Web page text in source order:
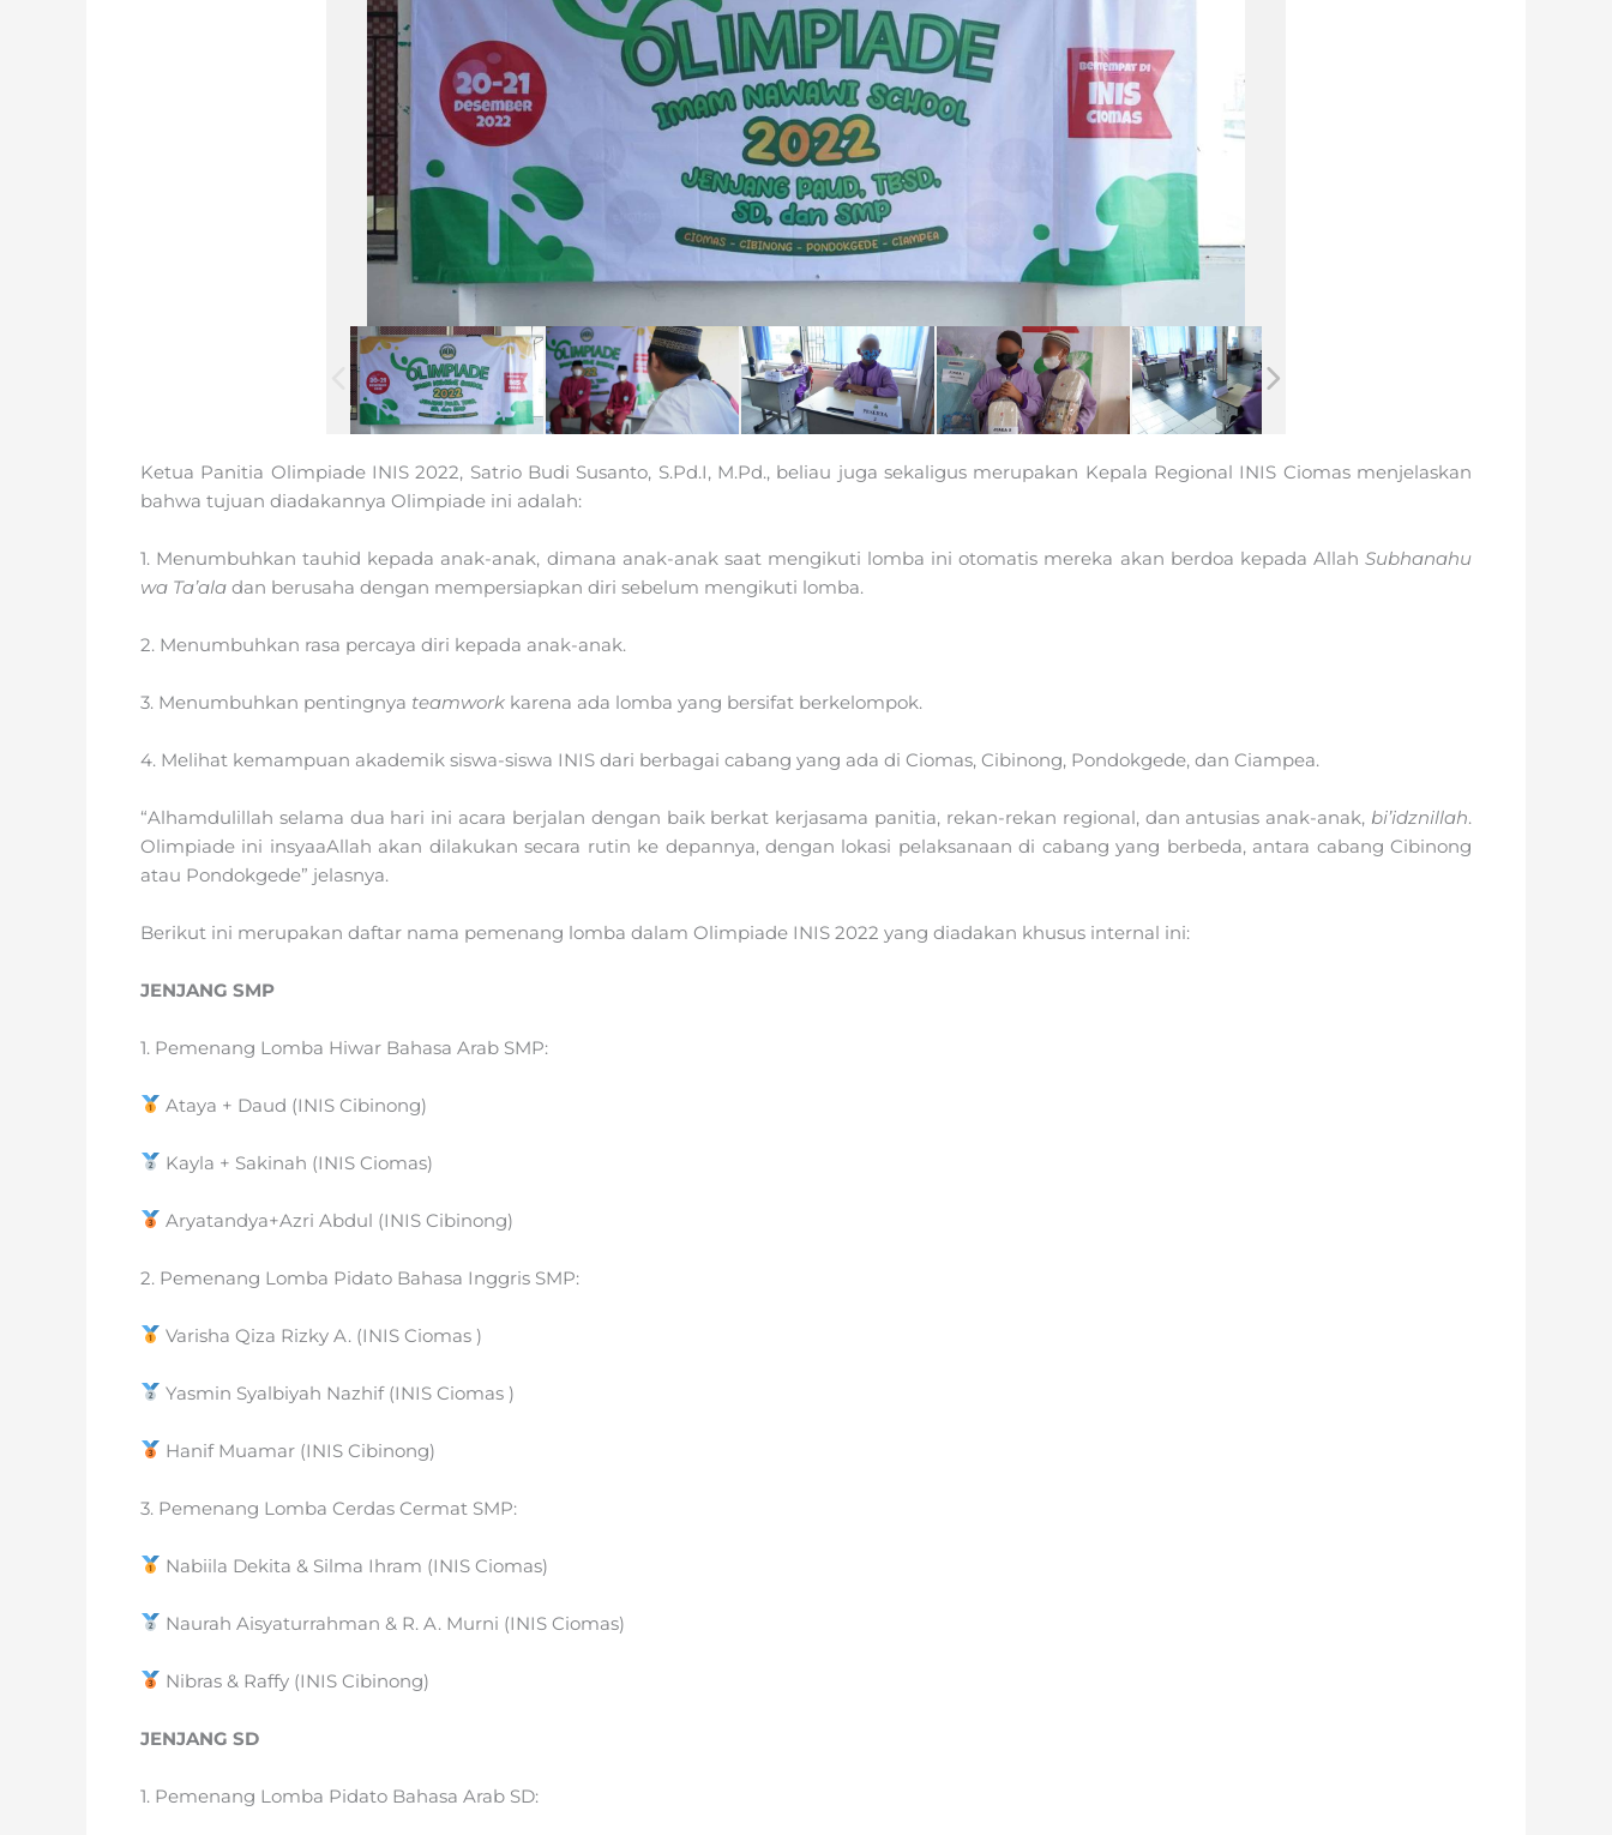
Ketua Panitia Olimpiade INIS 2022, Satrio Budi Susanto, S.Pd.I, M.Pd., beliau juga sekaligus merupakan Kepala Regional INIS Ciomas menjelaskan
bahwa tujuan diadakannya Olimpiade ini adalah:
1. Menumbuhkan tauhid kepada anak-anak, dimana anak-anak saat mengikuti lomba ini otomatis mereka akan berdoa kepada Allah Subhanahu
wa Ta’ala dan berusaha dengan mempersiapkan diri sebelum mengikuti lomba.
2. Menumbuhkan rasa percaya diri kepada anak-anak.
3. Menumbuhkan pentingnya teamwork karena ada lomba yang bersifat berkelompok.
4. Melihat kemampuan akademik siswa-siswa INIS dari berbagai cabang yang ada di Ciomas, Cibinong, Pondokgede, dan Ciampea.
“Alhamdulillah selama dua hari ini acara berjalan dengan baik berkat kerjasama panitia, rekan-rekan regional, dan antusias anak-anak, bi’idznillah.
Olimpiade ini insyaaAllah akan dilakukan secara rutin ke depannya, dengan lokasi pelaksanaan di cabang yang berbeda, antara cabang Cibinong
atau Pondokgede” jelasnya.
Berikut ini merupakan daftar nama pemenang lomba dalam Olimpiade INIS 2022 yang diadakan khusus internal ini:
JENJANG SMP
1. Pemenang Lomba Hiwar Bahasa Arab SMP:
Ataya + Daud (INIS Cibinong)
Kayla + Sakinah (INIS Ciomas)
Aryatandya+Azri Abdul (INIS Cibinong)
2. Pemenang Lomba Pidato Bahasa Inggris SMP:
Varisha Qiza Rizky A. (INIS Ciomas )
Yasmin Syalbiyah Nazhif (INIS Ciomas )
Hanif Muamar (INIS Cibinong)
3. Pemenang Lomba Cerdas Cermat SMP:
Nabiila Dekita & Silma Ihram (INIS Ciomas)
Naurah Aisyaturrahman & R. A. Murni (INIS Ciomas)
Nibras & Raffy (INIS Cibinong)
JENJANG SD
1. Pemenang Lomba Pidato Bahasa Arab SD: